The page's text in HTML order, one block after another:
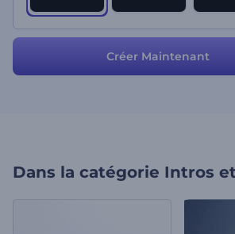
Créer Maintenant
Dans la catégorie Intros